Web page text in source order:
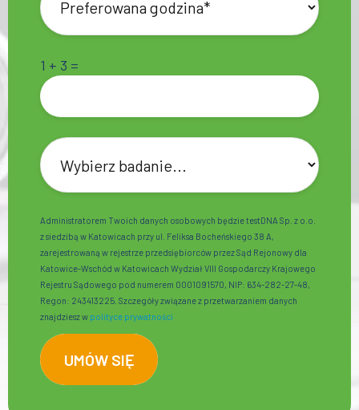
1 + 3 =
Administratorem Twoich danych osobowych będzie testDNA Sp. z o.o.
z siedzibą w Katowicach przy ul. Feliksa Bocheńskiego 38 A,
zarejestrowaną w rejestrze przedsiębiorców przez Sąd Rejonowy dla
Katowice-Wschód w Katowicach Wydział VIII Gospodarczy Krajowego
Rejestru Sądowego pod numerem 0001091570, NIP: 634-282-27-48,
Regon: 243413225. Szczegóły związane z przetwarzaniem danych
znajdziesz w polityce prywatności